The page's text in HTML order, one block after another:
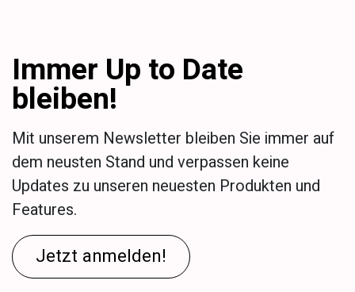
Immer Up to Date
bleiben!
Mit unserem Newsletter bleiben Sie immer auf
dem neusten Stand und verpassen keine
Updates zu unseren neuesten Produkten und
Features.
Jetzt anmelden!